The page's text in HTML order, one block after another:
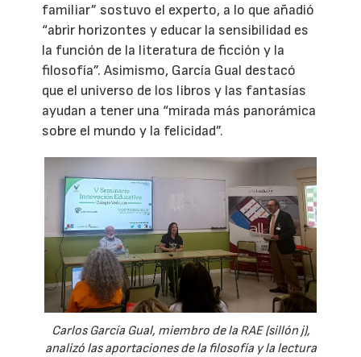
familiar” sostuvo el experto, a lo que añadió
“abrir horizontes y educar la sensibilidad es
la función de la literatura de ficción y la
filosofía”. Asimismo, García Gual destacó
que el universo de los libros y las fantasías
ayudan a tener una “mirada más panorámica
sobre el mundo y la felicidad”.
Carlos García Gual, miembro de la RAE (sillón j),
analizó las aportaciones de la filosofía y la lectura